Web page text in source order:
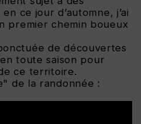
ce jour d’automne, j’ai
premier chemin boueux
de découvertes
toute saison pour
ce territoire.
de la randonnée :